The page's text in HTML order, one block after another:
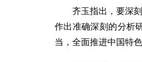
齐玉指出，要深
作出准确深刻的分析
当，全面推进中国特色